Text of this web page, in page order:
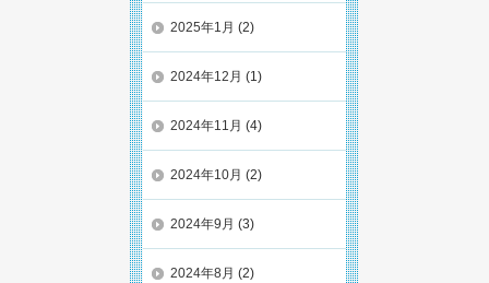
2025年1月 (2)
2024年12月 (1)
2024年11月 (4)
2024年10月 (2)
2024年9月 (3)
2024年8月 (2)